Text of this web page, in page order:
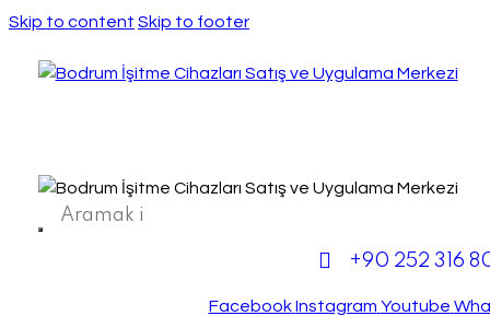
Skip to content Skip to footer
+90 252 316
Facebook Instagram Youtube